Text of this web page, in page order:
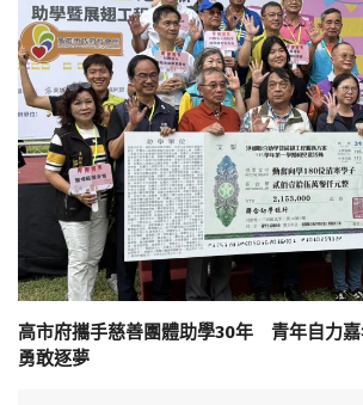
高市府攜手慈善團體助學30年 青年自力
勇敢逐夢